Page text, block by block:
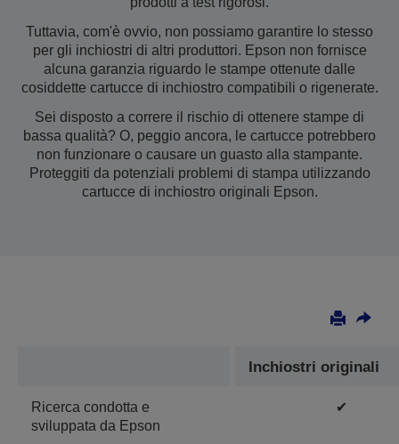
Tuttavia, com'è ovvio, non possiamo garantire lo stesso
per gli inchiostri di altri produttori. Epson non fornisce
alcuna garanzia riguardo le stampe ottenute dalle
cosiddette cartucce di inchiostro compatibili o rigenerate.
Sei disposto a correre il rischio di ottenere stampe di
bassa qualità? O, peggio ancora, le cartucce potrebbero
non funzionare o causare un guasto alla stampante.
Proteggiti da potenziali problemi di stampa utilizzando
cartucce di inchiostro originali Epson.
Inchiostri originali
Ricerca condotta e
sviluppata da Epson
✔